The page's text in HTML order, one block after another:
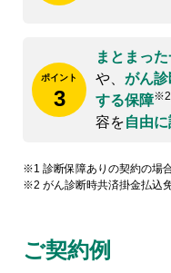
ポイント
3
まとまっ
や、 がん
する保障※2
容を自由
1 診断保障ありの契約の場
2 がん診断時共済掛金払込
ご契約例